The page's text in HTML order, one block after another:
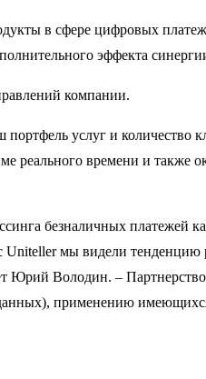
в сфере цифровых
эффекта
компании.
услуг и количество
времени и также
безналичных платежей
Uniteller мы видели
Юрий Володин. –
применению